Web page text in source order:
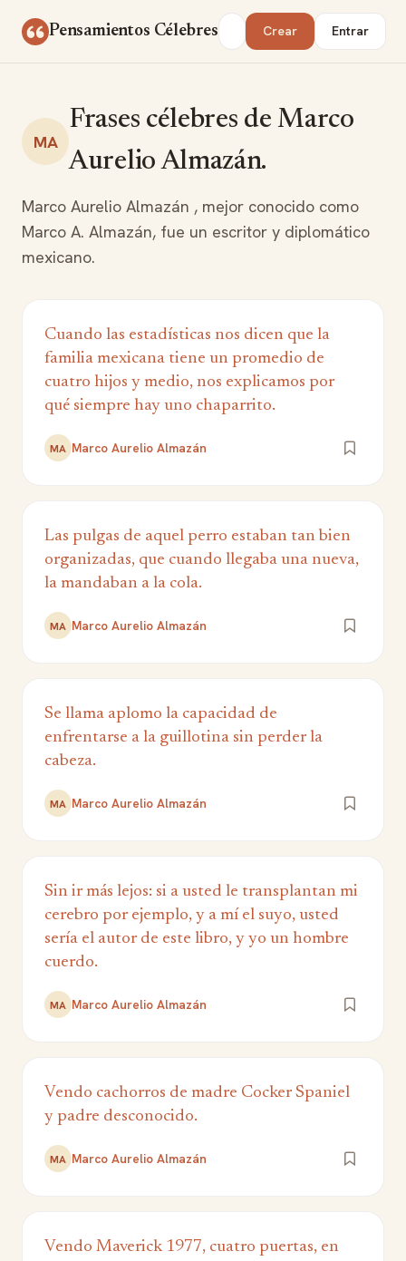
Pensamientos Célebres Buscar Crear Entrar
MA
Frases célebres de Marco
Aurelio Almazán.
Marco Aurelio Almazán , mejor conocido como
Marco A. Almazán, fue un escritor y diplomático
mexicano.
Cuando las estadísticas nos dicen que la
familia mexicana tiene un promedio de
cuatro hijos y medio, nos explicamos por
qué siempre hay uno chaparrito.
MA Marco Aurelio Almazán
Las pulgas de aquel perro estaban tan bien
organizadas, que cuando llegaba una nueva,
la mandaban a la cola.
MA Marco Aurelio Almazán
Se llama aplomo la capacidad de
enfrentarse a la guillotina sin perder la
cabeza.
MA Marco Aurelio Almazán
Sin ir más lejos: si a usted le transplantan mi
cerebro por ejemplo, y a mí el suyo, usted
sería el autor de este libro, y yo un hombre
cuerdo.
MA Marco Aurelio Almazán
Vendo cachorros de madre Cocker Spaniel
y padre desconocido.
MA Marco Aurelio Almazán
Vendo Maverick 1977, cuatro puertas, en